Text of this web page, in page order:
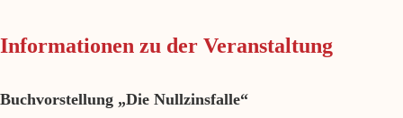
Informationen zu der Veranstaltung
Buchvorstellung „Die Nullzinsfalle“